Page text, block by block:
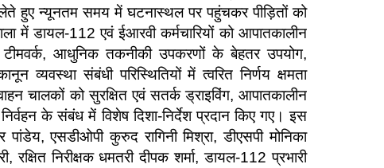
हुए न्यूनतम समय में घटनास्थल पर पहुंचकर पीड़ितों को
में डायल-112 एवं ईआरवी कर्मचारियों को आपातकालीन
टीमवर्क, आधुनिक तकनीकी उपकरणों के बेहतर उपयोग,
व्यवस्था संबंधी परिस्थितियों में त्वरित निर्णय क्षमता
चालकों को सुरक्षित एवं सतर्क ड्राइविंग, आपातकालीन
के संबंध में विशेष दिशा-निर्देश प्रदान किए गए। इस
एसडीओपी कुरुद रागिनी मिश्रा, डीएसपी मोनिका
रक्षित निरीक्षक धमतरी दीपक शर्मा, डायल-112 प्रभारी